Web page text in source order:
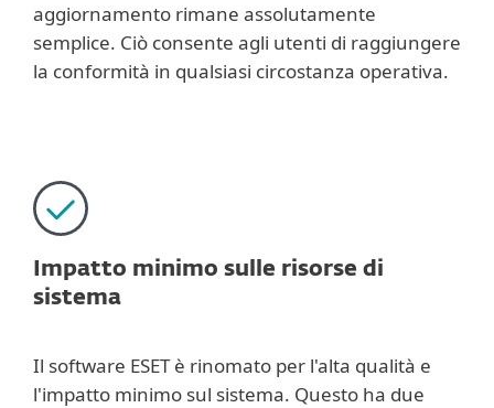
aggiornamento rimane assolutamente
semplice. Ciò consente agli utenti di raggiungere
la conformità in qualsiasi circostanza operativa.
Impatto minimo sulle risorse di
sistema
Il software ESET è rinomato per l'alta qualità e
l'impatto minimo sul sistema. Questo ha due